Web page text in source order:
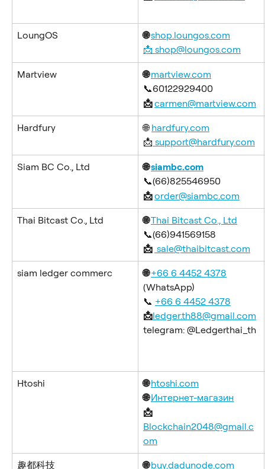
LoungOS 🌐 shop.loungos.com
📩 shop@loungos.com
Martview 🌐 martview.com
📞60122929400
📩 carmen@martview.com
Hardfury 🌐 hardfury.com
📩 support@hardfury.com
Siam BC Co., Ltd 🌐 siambc.com
📞(66)825546950
📩 order@siambc.com
Thai Bitcast Co., Ltd 🌐 Thai Bitcast Co., Ltd
📞(66)941569158
📩 sale@thaibitcast.com
siam ledger commerc 🌐 +66 6 4452 4378
(WhatsApp)
📞 +66 6 4452 4378
📩ledger.th88@gmail.com
telegram: @Ledgerthai_th
Htoshi 🌐 htoshi.com
🌐 Интернет-магазин
📩
Blockchain2048@gmail.c
om
趣都科技 🌐 buy.dadunode.com